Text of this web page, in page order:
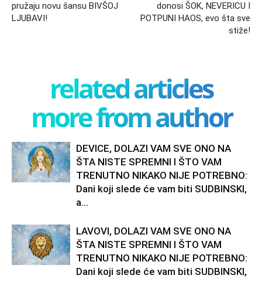
pružaju novu šansu BIVŠOJ
LJUBAVI!
donosi ŠOK, NEVERICU I
POTPUNI HAOS, evo šta sve
stiže!
related articles
more from author
DEVICE, DOLAZI VAM SVE ONO NA
ŠTA NISTE SPREMNI I ŠTO VAM
TRENUTNO NIKAKO NIJE POTREBNO:
Dani koji slede će vam biti SUDBINSKI,
a...
LAVOVI, DOLAZI VAM SVE ONO NA
ŠTA NISTE SPREMNI I ŠTO VAM
TRENUTNO NIKAKO NIJE POTREBNO:
Dani koji slede će vam biti SUDBINSKI,